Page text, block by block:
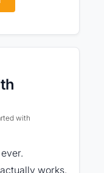
with
works.